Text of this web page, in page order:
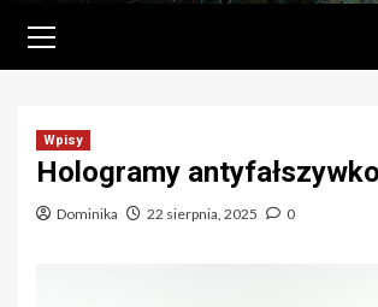
Menu
Wpisy
Hologramy
Dominika 22 sierpnia, 2025 0